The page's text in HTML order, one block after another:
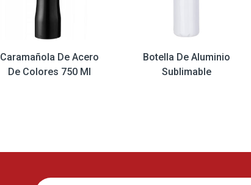
Caramañola De Acero
De Colores 750 Ml
Botella De Aluminio
Sublimable